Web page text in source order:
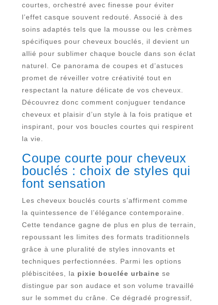
courtes, orchestré avec finesse pour éviter
l’effet casque souvent redouté. Associé à des
soins adaptés tels que la mousse ou les crèmes
spécifiques pour cheveux bouclés, il devient un
allié pour sublimer chaque boucle dans son éclat
naturel. Ce panorama de coupes et d’astuces
promet de réveiller votre créativité tout en
respectant la nature délicate de vos cheveux.
Découvrez donc comment conjuguer tendance
cheveux et plaisir d’un style à la fois pratique et
inspirant, pour vos boucles courtes qui respirent
la vie.
Coupe courte pour cheveux
bouclés : choix de styles qui
font sensation
Les cheveux bouclés courts s’affirment comme
la quintessence de l’élégance contemporaine.
Cette tendance gagne de plus en plus de terrain,
repoussant les limites des formats traditionnels
grâce à une pluralité de styles innovants et
techniques perfectionnées. Parmi les options
plébiscitées, la pixie bouclée urbaine se
distingue par son audace et son volume travaillé
sur le sommet du crâne. Ce dégradé progressif,